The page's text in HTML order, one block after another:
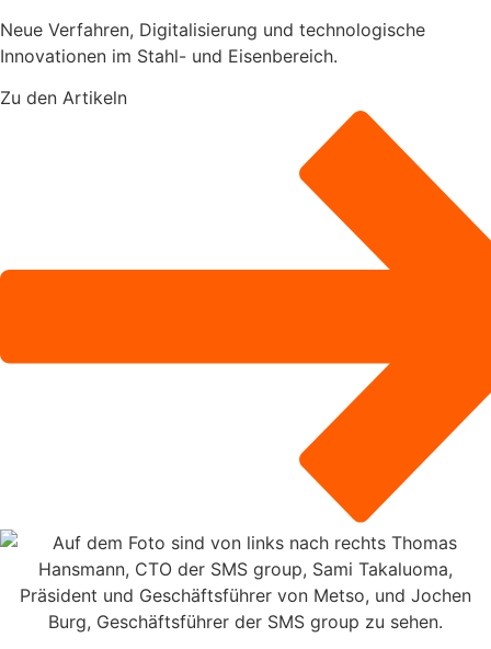
Neue Verfahren, Digitalisierung und technologische
Innovationen im Stahl- und Eisenbereich.
Zu den Artikeln